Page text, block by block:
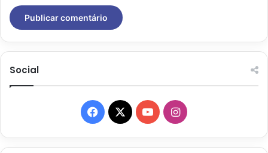
Social
Facebook
X YouTubeInstagram